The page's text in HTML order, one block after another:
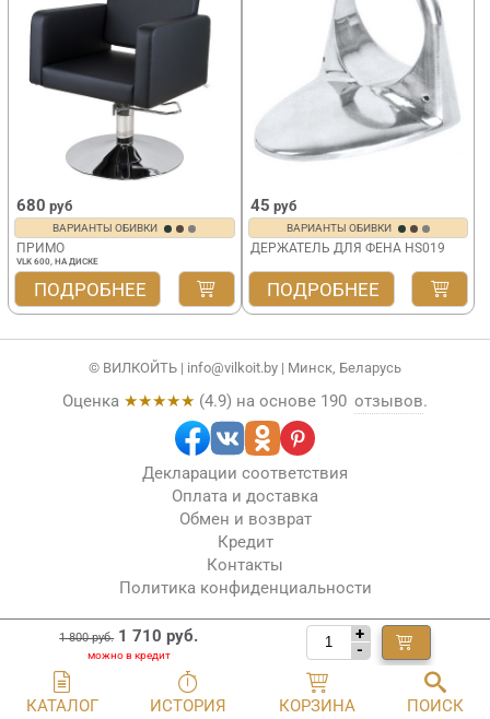
1 800 руб. 1 710 руб.
+
-
КАТАЛОГ ИСТОРИЯ КОРЗИНА ПОИСК
680 руб
ВАРИАНТЫ ОБИВКИ
ПРИМО
VLK 600, НА ДИСКЕ
ПОДРОБНЕЕ
45 руб
ВАРИАНТЫ ОБИВКИ
ДЕРЖАТЕЛЬ ДЛЯ ФЕНА HS019
ПОДРОБНЕЕ
© ВИЛКОЙТЬ | info@vilkoit.by | Минск, Беларусь
Оценка ★★★★★ (4.9) на основе 190 отзывов.
Декларации соответствия
Оплата и доставка
Обмен и возврат
Кредит
Контакты
Политика конфиденциальности